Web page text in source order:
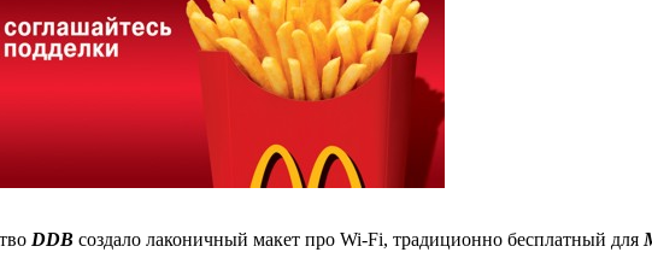
DDB создало лаконичный макет про Wi-Fi, традиционно бесплатный для